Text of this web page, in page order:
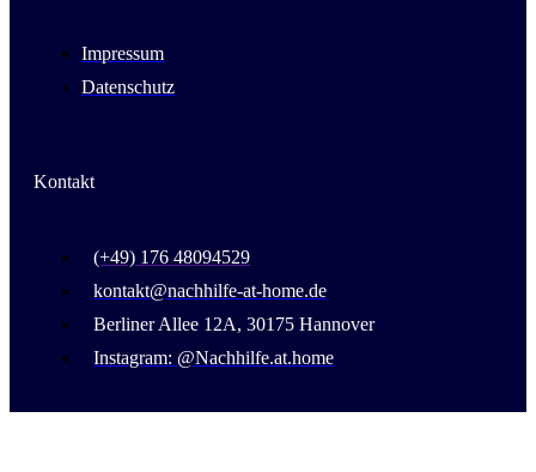
Impressum
Datenschutz
Kontakt
(+49) 176 48094529
kontakt@nachhilfe-at-home.de
Berliner Allee 12A, 30175 Hannover
Instagram: @Nachhilfe.at.home